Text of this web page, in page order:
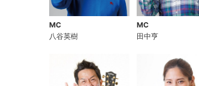
MC
八谷英樹
MC
田中亨